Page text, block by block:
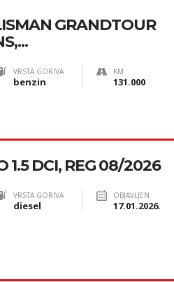
GRANDTOUR
VRSTA GORIVA
benzin
KM
131.000
1.5 DCI, REG 08/2026
VRSTA GORIVA
diesel
OBJAVLJEN
17.01.2026.